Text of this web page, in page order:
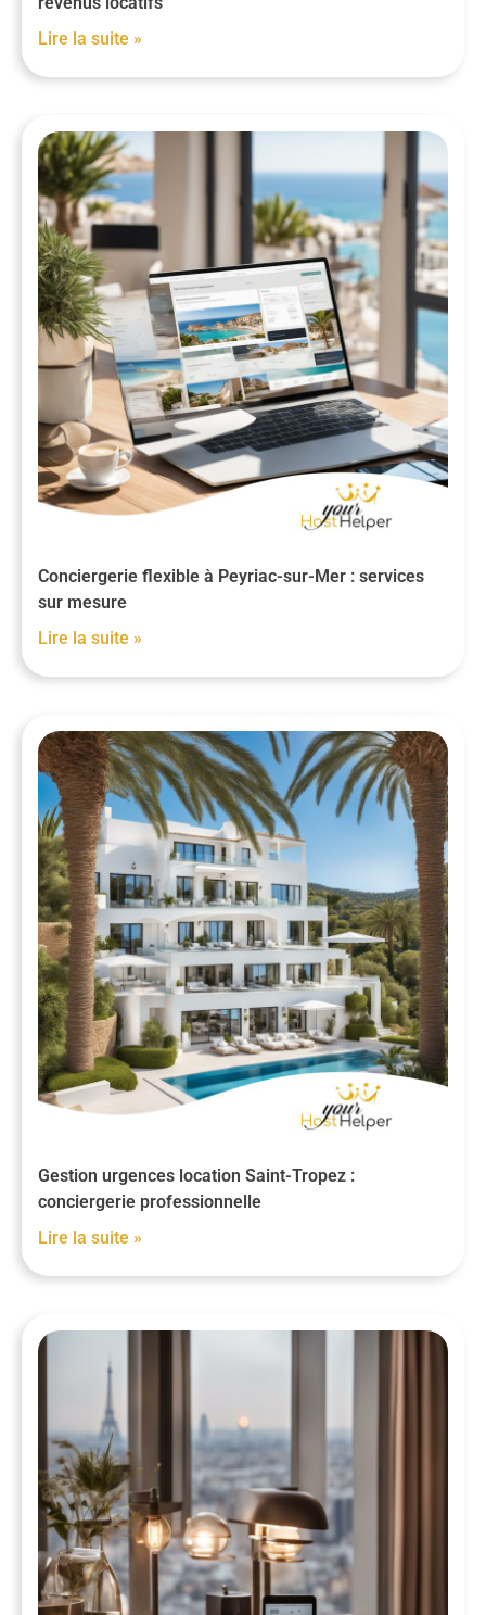
Lire la suite »
Conciergerie flexible à Peyriac-sur-Mer : services
sur mesure
Lire la suite »
Gestion urgences location Saint-Tropez :
conciergerie professionnelle
Lire la suite »